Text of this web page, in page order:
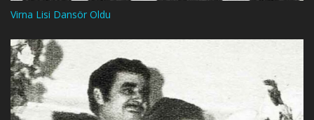
Virna Lisi Dansör Oldu